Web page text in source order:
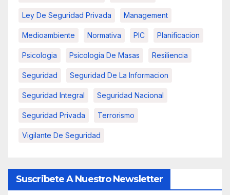
Ley De Seguridad Privada Management
Medioambiente Normativa PIC Planificacion
Psicologia Psicología De Masas Resiliencia
Seguridad Seguridad De La Informacion
Seguridad Integral Seguridad Nacional
Seguridad Privada Terrorismo
Vigilante De Seguridad
Suscribete A Nuestro Newsletter